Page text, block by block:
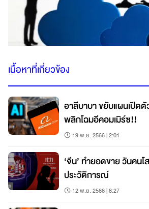
เนื้อหาที่เกี่ยวข้อง
อาลีบาบา ขยับแผนเปิดตัว
พลิกโฉมอีคอมเมิร์ซ!!
19 พ.ย. 2566 | 2:01
‘จีน’ ทำยอดขาย วันคนโ
ประวัติการณ์
12 พ.ย. 2566 | 8:27